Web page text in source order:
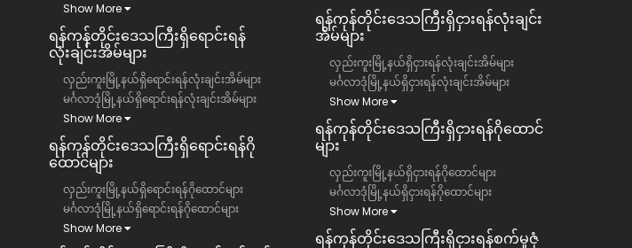
Show More
ရန်ကုန်တိုင်းဒေသကြီး​ရှိရောင်းရန်
လုံးချင်းအိမ်များ
လှည်းကူးမြို့နယ်ရှိရောင်းရန်လုံးချင်းအိမ်များ
မင်္ဂလာဒုံမြို့နယ်ရှိရောင်းရန်လုံးချင်းအိမ်များ
Show More
ရန်ကုန်တိုင်းဒေသကြီး​ရှိရောင်းရန်ဂို
ထောင်များ
လှည်းကူးမြို့နယ်ရှိရောင်းရန်ဂိုထောင်များ
မင်္ဂလာဒုံမြို့နယ်ရှိရောင်းရန်ဂိုထောင်များ
Show More
ရန်ကုန်တိုင်းဒေသကြီး​​ရှိငှားရန်လုံးချင်း
အိမ်များ
လှည်းကူးမြို့နယ်ရှိငှားရန်လုံးချင်းအိမ်များ
မင်္ဂလာဒုံမြို့နယ်ရှိငှားရန်လုံးချင်းအိမ်များ
Show More
ရန်ကုန်တိုင်းဒေသကြီး​​ရှိငှားရန်ဂိုထောင်
များ
လှည်းကူးမြို့နယ်ရှိငှားရန်ဂိုထောင်များ
မင်္ဂလာဒုံမြို့နယ်ရှိငှားရန်ဂိုထောင်များ
Show More
ရန်ကုန်တိုင်းဒေသကြီး​​ရှိငှားရန်စက်မှုဇုံ